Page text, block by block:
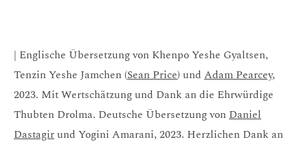
| Englische Übersetzung von Khenpo Yeshe Gyaltsen,
Tenzin Yeshe Jamchen (Sean Price) und Adam Pearcey,
2023. Mit Wertschätzung und Dank an die Ehrwürdige
Thubten Drolma. Deutsche Übersetzung vonDaniel
Dastagirund Yogini Amarani, 2023. Herzlichen Dank an